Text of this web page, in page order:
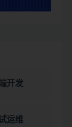
开发
运维